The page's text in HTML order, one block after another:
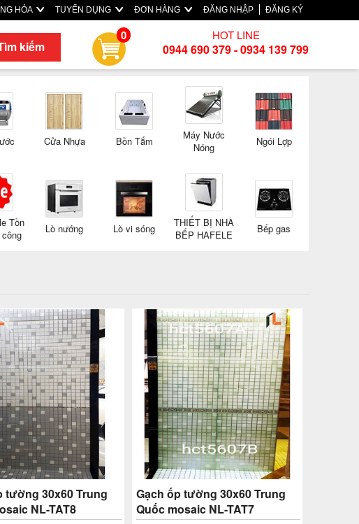
HÓA TUYỂN DỤNG ĐƠN HÀNG ĐĂNG NHẬP ĐĂNG KÝ
kiếm
0 HOT LINE
0944 690 379 - 0934 139 799
Cửa Nhựa Bồn Tắm
Máy Nước
Nóng
Ngói Lợp
Tồn
Lò nướng Lò vi sóng
THIẾT BỊ NHÀ
BẾP HAFELE
Bếp gas
tường 30x60 Trung
NL-TAT8
Gạch ốp tường 30x60 Trung
Quốc mosaic NL-TAT7